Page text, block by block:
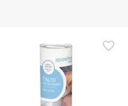
de segurança para
nos. Além disso, se